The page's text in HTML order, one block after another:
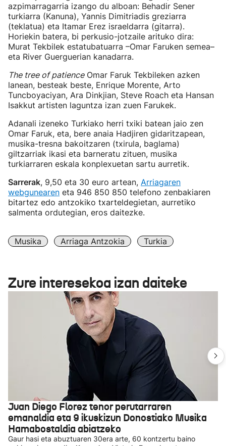
azpimarragarria izango du alboan: Behadir Sener
turkiarra (Kanuna), Yannis Dimitriadis greziarra
(teklatua) eta Itamar Erez israeldarra (gitarra).
Horiekin batera, bi perkusio-jotzaile arituko dira:
Murat Tekbilek estatubatuarra –Omar Faruken semea–
eta River Guerguerian kanadarra.
The tree of patienceOmar Faruk Tekbileken azken
lanean, besteak beste, Enrique Morente, Arto
Tuncboyaciyan, Ara Dinkjian, Steve Roach eta Hansan
Isakkut artisten laguntza izan zuen Farukek.
Adanali izeneko Turkiako herri txiki batean jaio zen
Omar Faruk, eta, bere anaia Hadjiren gidaritzapean,
musika-tresna bakoitzaren (txirula, baglama)
giltzarriak ikasi eta barneratu zituen, musika
turkiarraren eskala konplexuetan sartu aurretik.
Sarrerak, 9,50 eta 30 euro artean, Arriagaren
webgunearen eta 946 850 850 telefono zenbakiaren
bitartez edo antzokiko txarteldegietan, aurretiko
salmenta ordutegian, eros daitezke.
Musika Arriaga Antzokia Turkia
Zure interesekoa izan daiteke
Juan Diego Florez tenor perutarraren
emanaldia eta 9 ikuskizun Donostiako Musika
Hamabostaldia abiatzeko
Gaur hasi eta abuztuaren 30era arte, 60 kontzertu baino